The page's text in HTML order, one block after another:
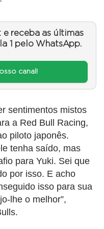
e receba as últimas
1 pelo WhatsApp.
canal!
sentimentos mistos
a Red Bull Racing,
piloto japonês.
tenha saído, mas
para Yuki. Sei que
por isso. E acho
isso para sua
lhe o melhor”,